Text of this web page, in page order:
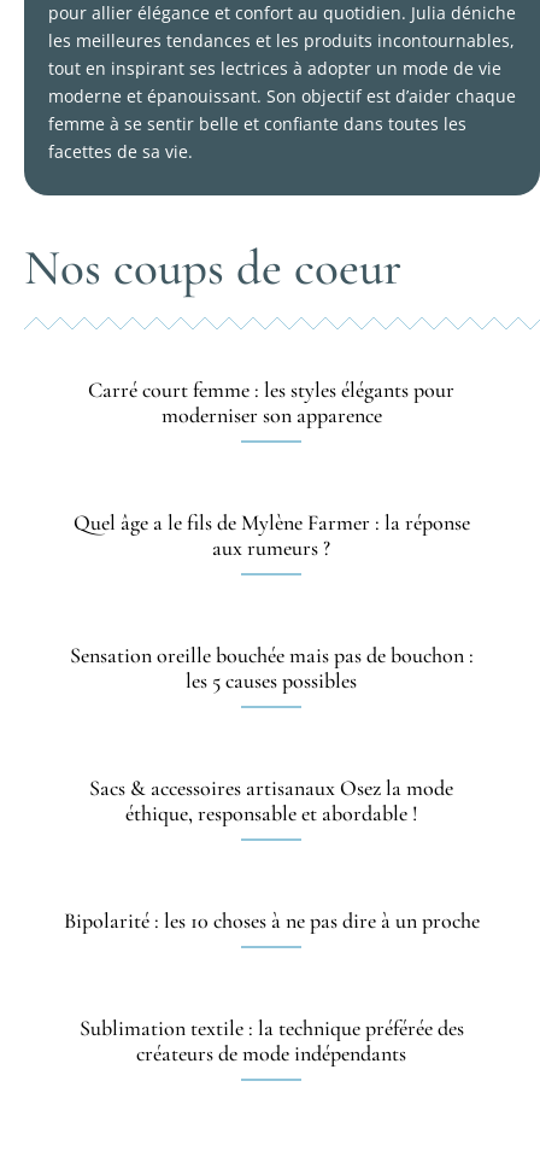
pour allier élégance et confort au quotidien. Julia déniche
les meilleures tendances et les produits incontournables,
tout en inspirant ses lectrices à adopter un mode de vie
moderne et épanouissant. Son objectif est d’aider chaque
femme à se sentir belle et confiante dans toutes les
facettes de sa vie.
Nos coups de coeur
Carré court femme : les styles élégants pour
moderniser son apparence
Quel âge a le fils de Mylène Farmer : la réponse
aux rumeurs ?
Sensation oreille bouchée mais pas de bouchon :
les 5 causes possibles
Sacs & accessoires artisanaux Osez la mode
éthique, responsable et abordable !
Bipolarité : les 10 choses à ne pas dire à un proche
Sublimation textile : la technique préférée des
créateurs de mode indépendants